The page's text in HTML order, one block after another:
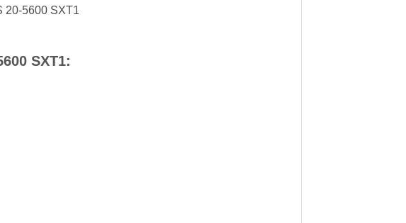
20-5600 SXT1
SXT1: